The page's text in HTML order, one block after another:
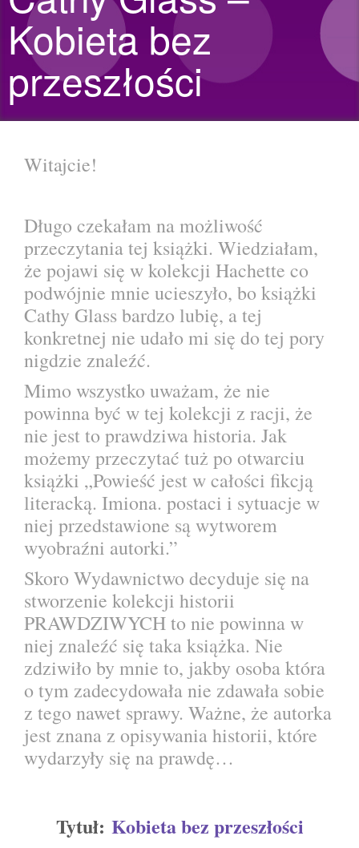
Kobieta bez
przeszłości
Witajcie!
Długo czekałam na możliwość
przeczytania tej książki. Wiedziałam,
że pojawi się w kolekcji Hachette co
podwójnie mnie ucieszyło, bo książki
Cathy Glass bardzo lubię, a tej
konkretnej nie udało mi się do tej pory
nigdzie znaleźć.
Mimo wszystko uważam, że nie
powinna być w tej kolekcji z racji, że
nie jest to prawdziwa historia. Jak
możemy przeczytać tuż po otwarciu
książki „Powieść jest w całości fikcją
literacką. Imiona. postaci i sytuacje w
niej przedstawione są wytworem
wyobraźni autorki.”
Skoro Wydawnictwo decyduje się na
stworzenie kolekcji historii
PRAWDZIWYCH to nie powinna w
niej znaleźć się taka książka. Nie
zdziwiło by mnie to, jakby osoba która
o tym zadecydowała nie zdawała sobie
z tego nawet sprawy. Ważne, że autorka
jest znana z opisywania historii, które
wydarzyły się na prawdę…
Tytuł: Kobieta bez przeszłości